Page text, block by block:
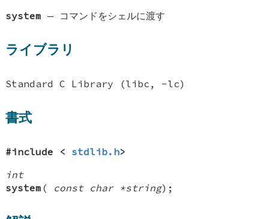
system — コマンドをシェルに渡す
ライブラリ
Standard C Library (libc, -lc)
書式
#include < stdlib.h>
int
system ( const char *string);